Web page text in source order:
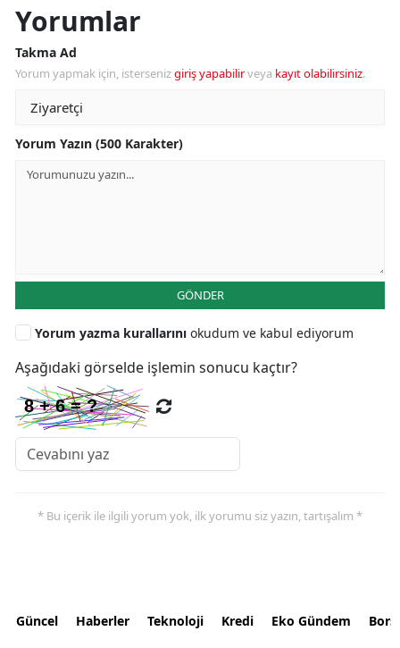
Yorumlar
Takma Ad
Yorum yapmak için, istersenizgiriş yapabilirveya kayıt olabilirsiniz.
Yorum Yazın (500 Karakter)
GÖNDER
Yorum yazma kurallarını okudum ve kabul ediyorum
Aşağıdaki görselde işlemin sonucu kaçtır?
* Bu içerik ile ilgili yorum yok, ilk yorumu siz yazın, tartışalım *
Güncel Haberler Teknoloji Kredi Eko Gündem